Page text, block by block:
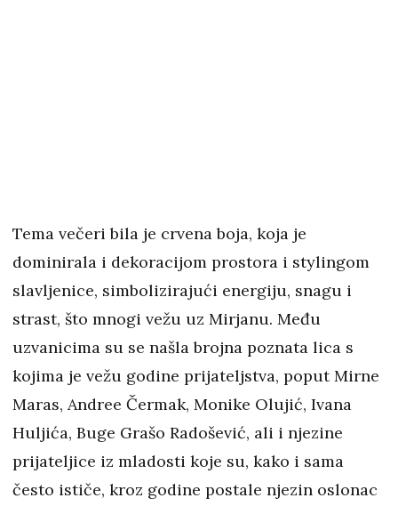
Tema večeri bila je crvena boja, koja je
dominirala i dekoracijom prostora i stylingom
slavljenice, simbolizirajući energiju, snagu i
strast, što mnogi vežu uz Mirjanu. Među
uzvanicima su se našla brojna poznata lica s
kojima je vežu godine prijateljstva, poput Mirne
Maras, Andree Čermak, Monike Olujić, Ivana
Huljića, Buge Grašo Radošević, ali i njezine
prijateljice iz mladosti koje su, kako i sama
često ističe, kroz godine postale njezin oslonac